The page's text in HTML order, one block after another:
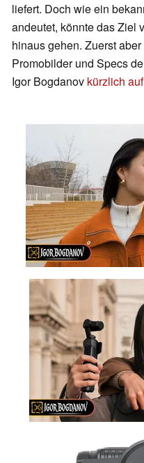
liefert. Doch wie ein
andeutet, könnte das Ziel
hinaus gehen. Zuerst
Promobilder und Specs
Igor Bogdanov kürzlich